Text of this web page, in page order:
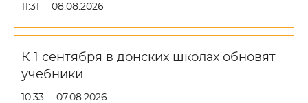
11:31 08.08.2026
К 1 сентября в донских школах обновят
учебники
10:33 07.08.2026